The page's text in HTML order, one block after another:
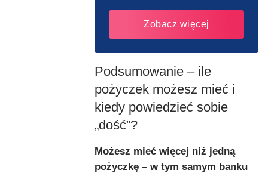
Zobacz więcej
Podsumowanie – ile
pożyczek możesz mieć i
kiedy powiedzieć sobie
„dość”?
Możesz mieć więcej niż jedną
pożyczkę – w tym samym banku